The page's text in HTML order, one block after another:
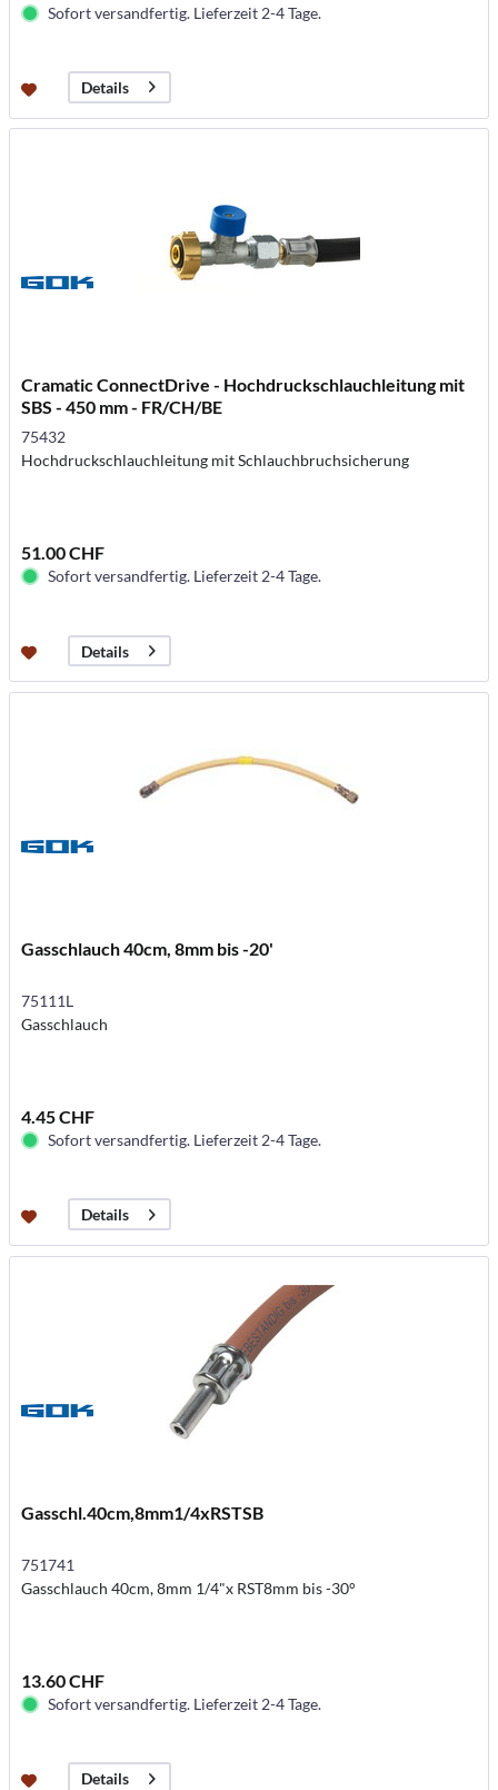
Sofort versandfertig. Lieferzeit 2-4 Tage.
Details
Cramatic ConnectDrive - Hochdruckschlauchleitung mit
SBS - 450 mm - FR/CH/BE
75432
Hochdruckschlauchleitung mit Schlauchbruchsicherung
51.00 CHF
Sofort versandfertig. Lieferzeit 2-4 Tage.
Details
Gasschlauch 40cm, 8mm bis -20'
75111L
Gasschlauch
4.45 CHF
Sofort versandfertig. Lieferzeit 2-4 Tage.
Details
Gasschl.40cm,8mm1/4xRSTSB
751741
Gasschlauch 40cm, 8mm 1/4"x RST8mm bis -30°
13.60 CHF
Sofort versandfertig. Lieferzeit 2-4 Tage.
Details